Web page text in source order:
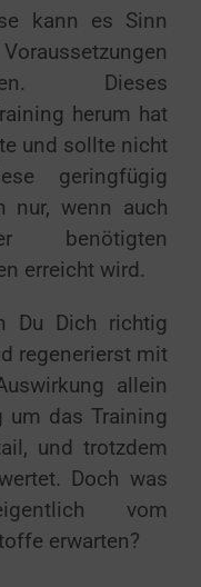
kann es Sinn
Dieses
herum hat
und sollte nicht
geringfügig
nur, wenn auch
benötigten
erreicht wird.
Du Dich richtig
regenerierst mit
allein
um das Training
und trotzdem
Doch was
vom
erwarten?